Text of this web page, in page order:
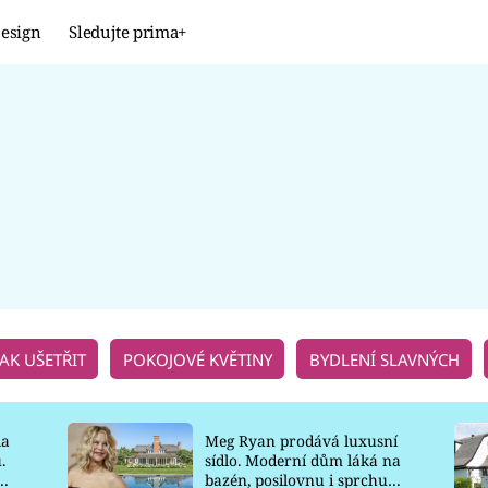
Sledujte prima+
UŠETŘIT POKOJOVÉ KVĚTINY BYDLENÍ SLAVNÝCH
Meg Ryan prodává luxusní
sídlo. Moderní dům láká na
bazén, posilovnu i sprchu